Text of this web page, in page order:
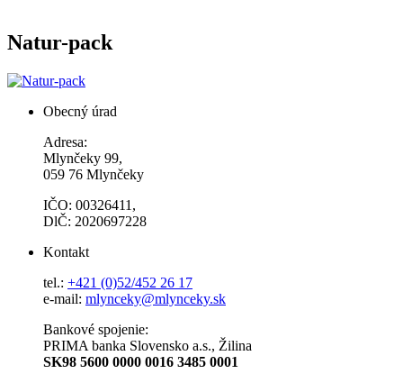
Natur-pack
Obecný úrad
Adresa:
Mlynčeky 99,
059 76 Mlynčeky
IČO: 00326411,
DlČ: 2020697228
Kontakt
tel.: +421 (0)52/452 26 17
e-mail: mlynceky@mlynceky.sk
Bankové spojenie:
PRIMA banka Slovensko a.s., Žilina
SK98 5600 0000 0016 3485 0001